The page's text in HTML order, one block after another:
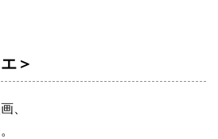
＞
、